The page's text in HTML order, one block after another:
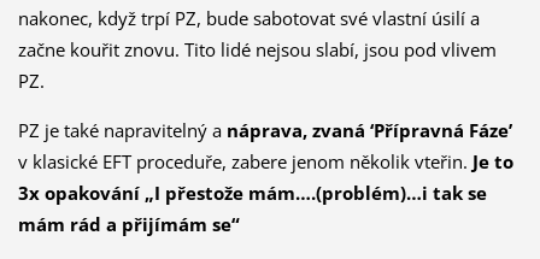
nakonec, když trpí PZ, bude sabotovat své vlastní úsilí a
začne kouřit znovu. Tito lidé nejsou slabí, jsou pod vlivem
PZ.
PZ je také napravitelný a náprava, zvaná ‘Přípravná Fáze’
v klasické EFT proceduře, zabere jenom několik vteřin. Je to
3x opakování „I přestože mám….(problém)…i tak se
mám rád a přijímám se“